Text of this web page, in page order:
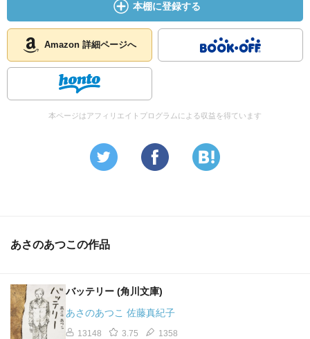
本棚に登録する
Amazon 詳細ページへ
本ページはアフィリエイトプログラムによる収益を得ています
あさのあつこの作品
バッテリー (角川文庫)
あさのあつこ 佐藤真紀子
13148 3.75 1358